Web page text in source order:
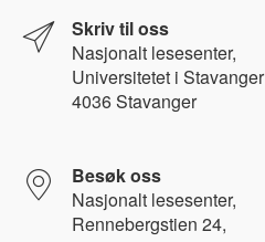
Skriv til oss
Nasjonalt lesesenter,
Universitetet i Stavanger
4036 Stavanger
Besøk oss
Nasjonalt lesesenter,
Rennebergstien 24,